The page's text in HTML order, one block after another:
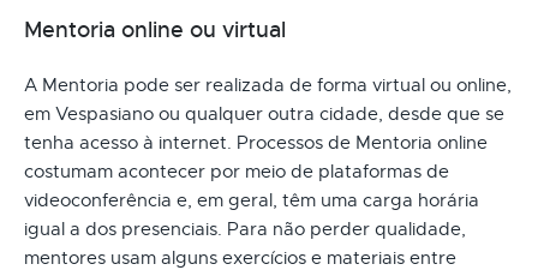
Mentoria online ou virtual
A Mentoria pode ser realizada de forma virtual ou online,
em Vespasiano ou qualquer outra cidade, desde que se
tenha acesso à internet. Processos de Mentoria online
costumam acontecer por meio de plataformas de
videoconferência e, em geral, têm uma carga horária
igual a dos presenciais. Para não perder qualidade,
mentores usam alguns exercícios e materiais entre